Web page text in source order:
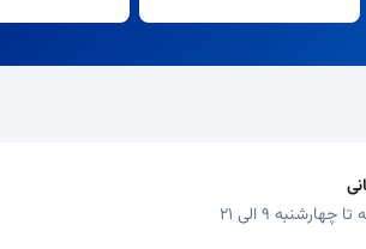
چهارشنبه 9 الی 21